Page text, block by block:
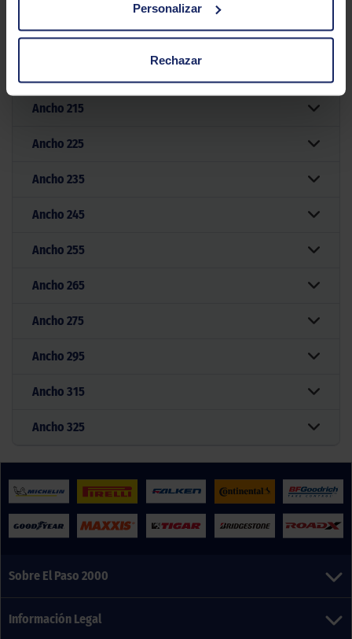
Personalizar
Rechazar
Medidas
Ancho 215
Ancho 225
Ancho 235
Ancho 245
Ancho 255
Ancho 265
Ancho 275
Ancho 295
Ancho 315
Ancho 325
Sobre El Paso 2000
Información Legal